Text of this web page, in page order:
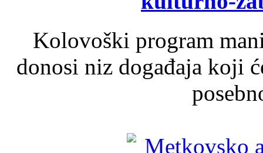
Kolovoški program
donosi niz događaja koji